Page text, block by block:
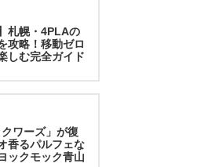
札幌・4PLAの
攻略！移動ゼロ
しむ完全ガイド
ワーズ」が復
香るパルフェな
ックモック青山